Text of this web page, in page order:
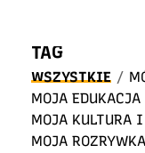
TAG
WSZYSTKIE /
MOJA EDUKACJA
MOJA KULTURA
MOJA ROZRYWKA